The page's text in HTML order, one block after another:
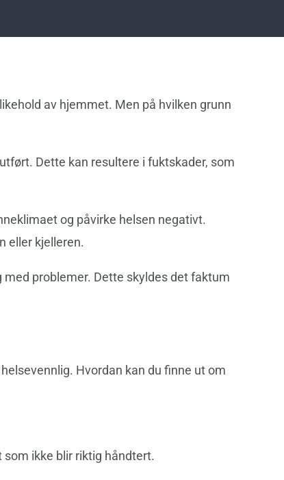
av hjemmet. Men på hvilken grunn
Dette kan resultere i fuktskader, som
og påvirke helsen negativt.
eller kjelleren.
problemer. Dette skyldes det faktum
Hvordan kan du finne ut om
ikke blir riktig håndtert.